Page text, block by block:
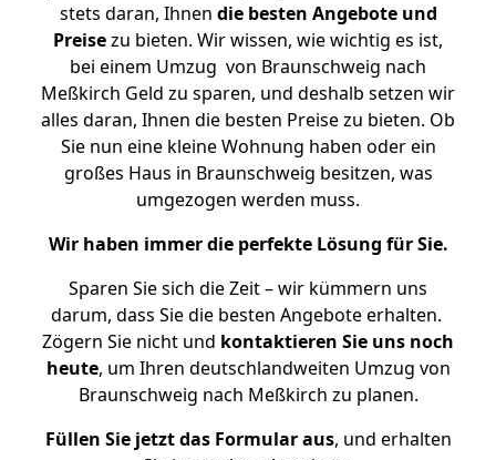
stets daran, Ihnen die besten Angebote und
Preisezu bieten. Wir wissen, wie wichtig es ist,
bei einem Umzug von Braunschweig nach
Meßkirch Geld zu sparen, und deshalb setzen wir
alles daran, Ihnen die besten Preise zu bieten. Ob
Sie nun eine kleine Wohnung haben oder ein
großes Haus in Braunschweig besitzen, was
umgezogen werden muss.
Wir haben immer die perfekte Lösung für Sie.
Sparen Sie sich die Zeit – wir kümmern uns
darum, dass Sie die besten Angebote erhalten.
Zögern Sie nicht und kontaktieren Sie uns noch
heute, um Ihren deutschlandweiten Umzug von
Braunschweig nach Meßkirch zu planen.
Füllen Sie jetzt das Formular aus, und erhalten